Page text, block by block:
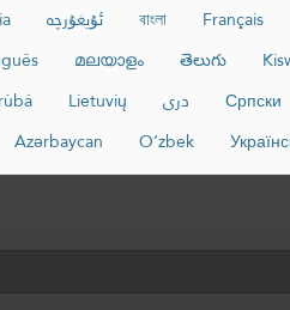
ئۇيغۇرچە বাংলা Français
മലയാളം తెలుగు
Lietuvių دری Српски
Azərbaycan O‘zbek